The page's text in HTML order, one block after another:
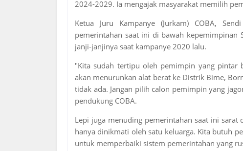
2024-2029. Ia mengajak masyarakat memilih
Ketua Juru Kampanye (Jurkam) COBA,
pemerintahan saat ini di bawah kepemimpinan
janji-janjinya saat kampanye 2020 lalu.
"Kita sudah tertipu oleh pemimpin yang pintar
akan menurunkan alat berat ke Distrik Bime,
tidak ada. Jangan pilih calon pemimpin yang
pendukung COBA.
Lepi juga menuding pemerintahan saat ini sarat
hanya dinikmati oleh satu keluarga. Kita butuh
untuk memperbaiki sistem pemerintahan yang